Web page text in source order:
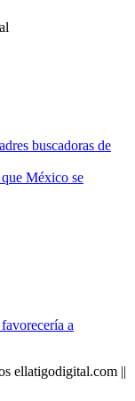
buscadoras de
México se
a
ellatigodigital.com ||